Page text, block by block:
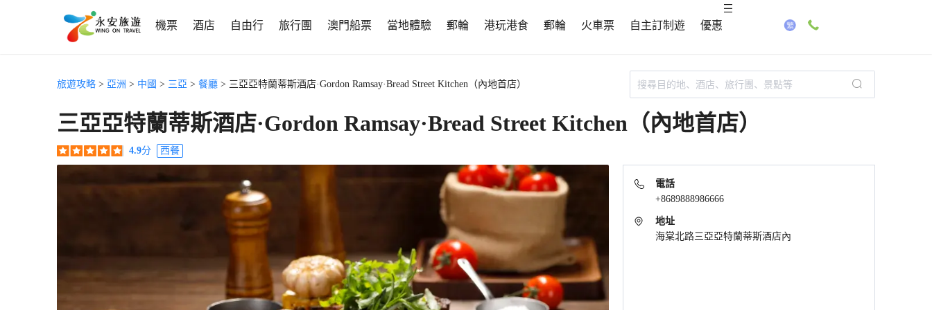
機票 酒店 自由行 旅行團 澳門船票 當地體驗 郵輪 港玩港食 郵輪 火車票 自主訂制遊 優惠
旅遊攻略 > 亞洲 > 中國 > 三亞 > 餐廳 > 三亞亞特蘭蒂斯酒店·Gordon Ramsay·Bread Street Kitchen（內地首店）
三亞亞特蘭蒂斯酒店·Gordon Ramsay·Bread Street Kitchen（內地首店）
4.9分 西餐
電話
+8689888986666
地址
海棠北路三亞亞特蘭蒂斯酒店內